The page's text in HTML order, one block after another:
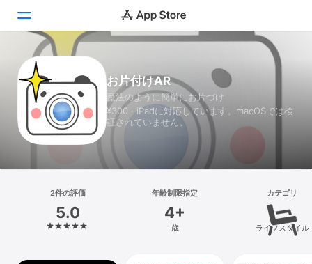
ゲーム
アプリ
検索
プラットフォーム
iPhone
お片付けAR
魔法のように簡単にお片づけ
¥300 · iPadに対応しています。macOSでは検
証されていません。
2件の評価
5.0
年齢制限指定
4+
歳
カテゴリ
ライフスタイル